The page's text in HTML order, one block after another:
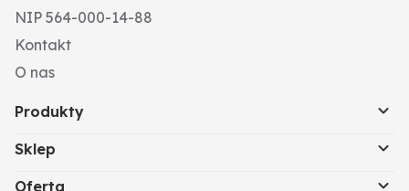
NIP 564-000-14-88
Kontakt
O nas
Produkty
Sklep
Oferta